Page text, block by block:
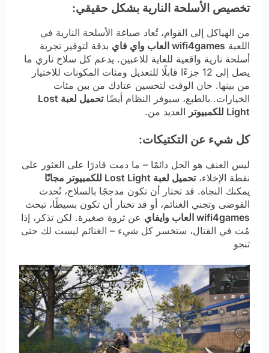
تخصيص الأسلحة النارية بشكل حقيقي:
من الهياكل إلى القوام، تُعاد صياغة الأسلحة النارية في
اللعبة wifi4games العاب واي فاي
بدقة لتوفير تجربة
أسلحة نارية واقعية للغاية للاعبين. يدعم كل سلاح ناري ما
يصل إلى 12 جزءًا قابلًا للتعديل ومئات المكونات للاختيار
من بينها. حان الوقت لتحسين عتادك من بين مئات
الخيارات. بالطبع، سيوفر النظام أيضًا
تحميل لعبة Lost
Light للكمبيوتر
العديد من.
كل شيء عن التكتيكات:
ليس العنف هو الحل دائمًا – ما دمت قادرًا على العثور على
نقطة الإخلاء،تحميل لعبة Lost Light للكمبيوتر مجانًا
يمكنك النجاة. قد تختار أن تكون مدججًا بالسلاح، تُحدث
الفوضى وتجني الغنائم، أو قد تختار أن تكون بسيطًا، تبحث
wifi4games العاب وايفاي
عن ثروة صغيرة. لكن تذكر، إذا
مُت في القتال، ستخسر كل شيء – الغنائم ليست لك حتى
تنجو